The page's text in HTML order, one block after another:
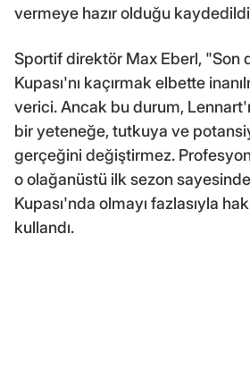
vermeye hazır olduğu
Sportif direktör Max Eberl, "Son
Kupası'nı kaçırmak elbette
verici. Ancak bu durum,
bir yeteneğe, tutkuya ve
gerçeğini değiştirmez.
o olağanüstü ilk sezon
Kupası'nda olmayı fazlasıyla
kullandı.